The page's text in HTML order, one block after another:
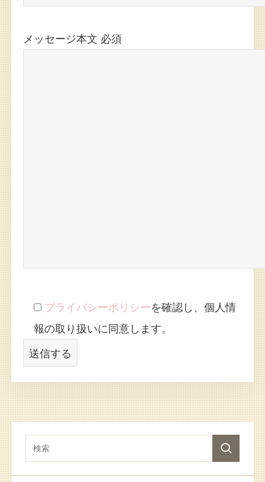
メッセージ本文 必須
プライバシーポリシーを確認し、個人情
報の取り扱いに同意します。